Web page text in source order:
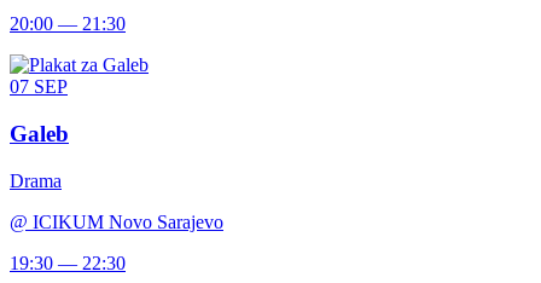
20:00 — 21:30
07 SEP
Galeb
Drama
@ ICIKUM Novo Sarajevo
19:30 — 22:30